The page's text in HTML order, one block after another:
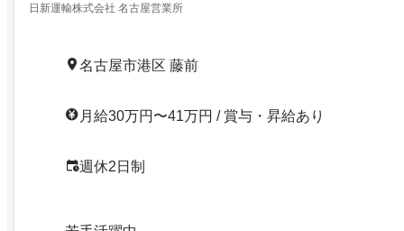
日新運輸株式会社 名古屋営業所
名古屋市港区 藤前
月給30万円〜41万円 / 賞与・昇給あり
週休2日制